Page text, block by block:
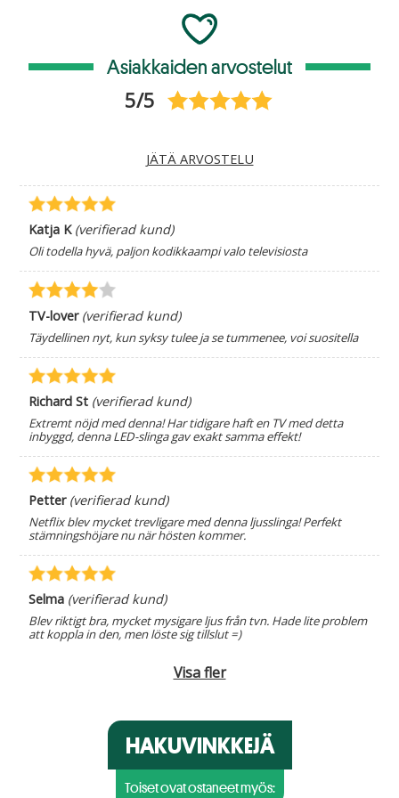
Asiakkaiden arvostelut
5/5
JÄTÄ ARVOSTELU
Katja K(verifierad kund)
Oli todella hyvä, paljon kodikkaampi valo televisiosta
TV-lover(verifierad kund)
Täydellinen nyt, kun syksy tulee ja se tummenee, voi suositella
Richard St (verifierad kund)
Extremt nöjd med denna! Har tidigare haft en TV med detta
inbyggd, denna LED-slinga gav exakt samma effekt!
Petter(verifierad kund)
Netflix blev mycket trevligare med denna ljusslinga! Perfekt
stämningshöjare nu när hösten kommer.
Selma (verifierad kund)
Blev riktigt bra, mycket mysigare ljus från tvn. Hade lite problem
att koppla in den, men löste sig tillslut =)
Visa fler
HAKUVINKKEJÄ
Toiset ovat ostaneet myös: